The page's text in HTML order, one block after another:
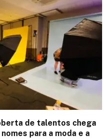
de talentos chega
para a moda e a